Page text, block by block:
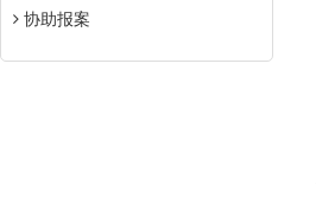
协助报案